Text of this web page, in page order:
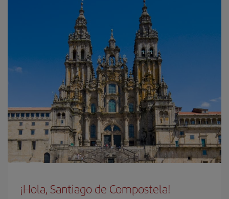
¡Hola, Santiago de Compostela!